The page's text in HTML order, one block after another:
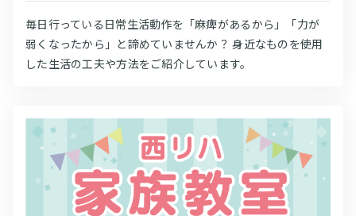
毎日行っている日常生活動作を「麻痺があるから」「力が
弱くなったから」と諦めていませんか？ 身近なものを使用
した生活の工夫や方法をご紹介しています。